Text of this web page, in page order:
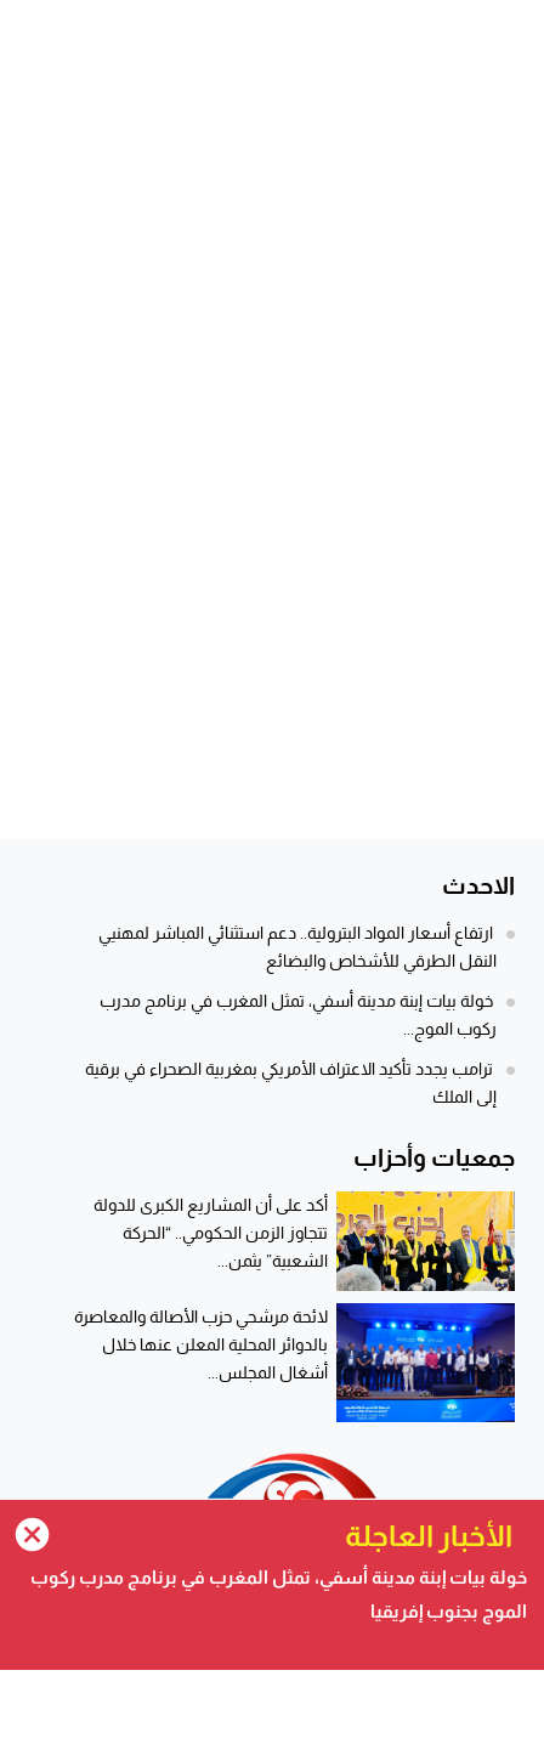
الاحدث
ارتفاع أسعار المواد البترولية.. دعم استثنائي المباشر لمهنيي
النقل الطرقي للأشخاص والبضائع
خولة بيات إبنة مدينة أسفي، تمثل المغرب في برنامج مدرب
ركوب الموج...
ترامب يجدد تأكيد الاعتراف الأمريكي بمغربية الصحراء في برقية
إلى الملك
جمعيات وأحزاب
أكد على أن المشاريع الكبرى للدولة
تتجاوز الزمن الحكومي.. “الحركة
الشعبية” يثمن...
لائحة مرشحي حزب الأصالة والمعاصرة
بالدوائر المحلية المعلن عنها خلال
أشغال المجلس...
safigoud media
الأخبار العاجلة
خولة بيات إبنة مدينة أسفي، تمثل المغرب في برنامج مدرب ركوب
الموج بجنوب إفريقيا
ترامب يجدد تأكيد الاعتراف الأمريكي بمغربية الصحراء في برقية إلى
الملك